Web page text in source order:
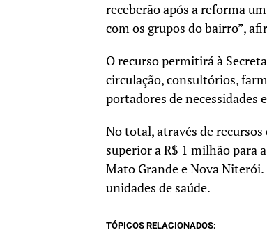
receberão após a reforma
com os grupos do bairro”,
O recurso permitirá à
circulação, consultórios,
portadores de necessidades
No total, através de
superior a R$ 1 milhão para
Mato Grande e Nova
unidades de saúde.
TÓPICOS RELACIONADOS: